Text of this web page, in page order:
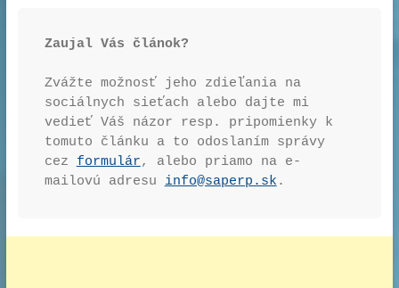
Zaujal Vás článok?
Zvážte možnosť jeho zdieľania na
sociálnych sieťach alebo dajte mi
vedieť Váš názor resp. pripomienky k
tomuto článku a to odoslaním správy
cez formulár, alebo priamo na e-
mailovú adresu info@saperp.sk .